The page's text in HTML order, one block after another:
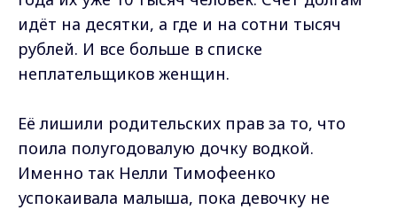
идёт на десятки, а где и на сотни тысяч
рублей. И все больше в списке
неплательщиков женщин.
Её лишили родительских прав за то, что
поила полугодовалую дочку водкой.
Именно так Нелли Тимофеенко
успокаивала малыша, пока девочку не